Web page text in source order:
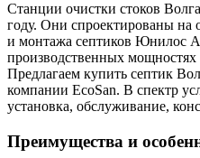
Станции очистки стоков
году. Они спроектированы на
и монтажа септиков Юнилос
производственных
Предлагаем купить септик
компании EcoSan. В спектр
установка, обслуживание,
Преимущества и